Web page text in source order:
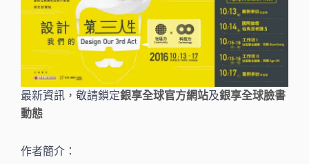
最新資訊，敬請鎖定銀享全球官方網站及銀享全球臉書
動態
作者簡介：